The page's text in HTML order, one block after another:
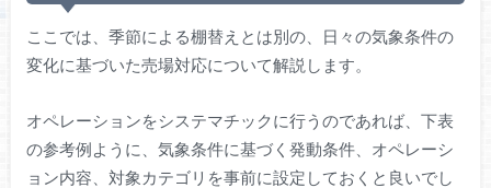
ここでは、季節による棚替えとは別の、日々の気象条件の
変化に基づいた売場対応について解説します。
オペレーションをシステマチックに行うのであれば、下表
の参考例ように、気象条件に基づく発動条件、オペレーシ
ョン内容、対象カテゴリを事前に設定しておくと良いでし